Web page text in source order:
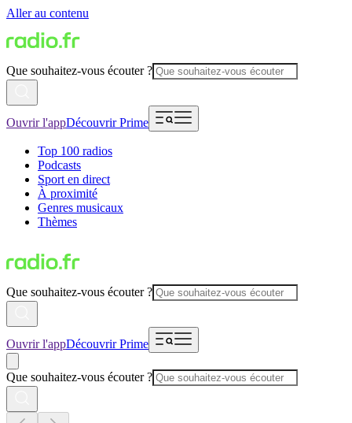
Aller au contenu
Que souhaitez-vous écouter ?
Ouvrir l'appDécouvrir Prime
Top 100 radios
Podcasts
Sport en direct
À proximité
Genres musicaux
Thèmes
Que souhaitez-vous écouter ?
Ouvrir l'appDécouvrir Prime
Que souhaitez-vous écouter ?